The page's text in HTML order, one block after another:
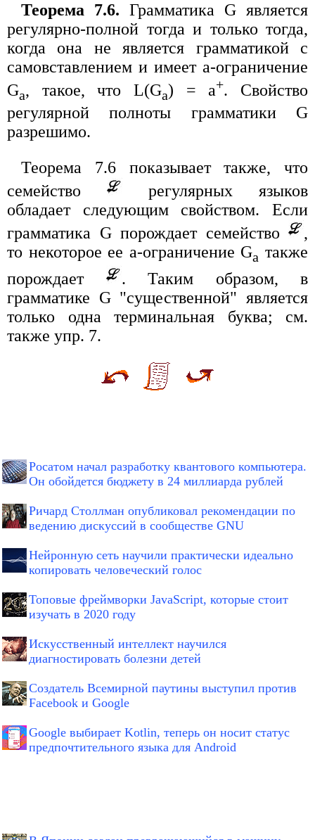
Теорема 7.6. Грамматика G является
регулярно-полной тогда и только тогда,
когда она не является грамматикой с
самовставлением и имеет a-ограничение
Ga, такое, что L(Ga) = a+. Свойство
регулярной полноты грамматики G
разрешимо.
Теорема 7.6 показывает также, что
семейство
регулярных языков
обладает следующим свойством. Если
грамматика G порождает семейство
,
то некоторое ее a-ограничение Ga также
порождает
. Таким образом, в
грамматике G "существенной" является
только одна терминальная буква; см.
также упр. 7.
Росатом начал разработку квантового компьютера.
Он обойдется бюджету в 24 миллиарда рублей
Ричард Столлман опубликовал рекомендации по
ведению дискуссий в сообществе GNU
Нейронную сеть научили практически идеально
копировать человеческий голос
Топовые фреймворки JavaScript, которые стоит
изучать в 2020 году
Искусственный интеллект научился
диагностировать болезни детей
Создатель Всемирной паутины выступил против
Facebook и Google
Google выбирает Kotlin, теперь он носит статус
предпочтительного языка для Android